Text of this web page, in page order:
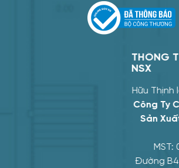
CHI
MẠI TRANG
GPKD :
ĐẦU TƯ
141